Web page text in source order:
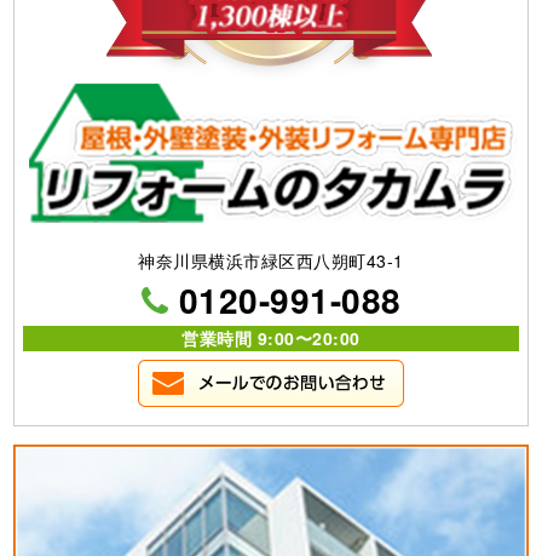
神奈川県横浜市緑区西八朔町43-1
0120-991-088
営業時間 9:00〜20:00